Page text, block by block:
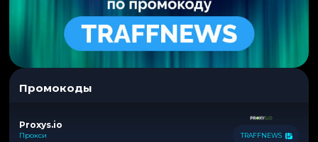
Промокоды
Proxys.io
Прокси TRAFFNEWS